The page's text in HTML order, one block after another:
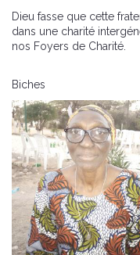
Dieu fasse que cette
dans une charité
nos Foyers de Charité.
Le Foyer de
Biches